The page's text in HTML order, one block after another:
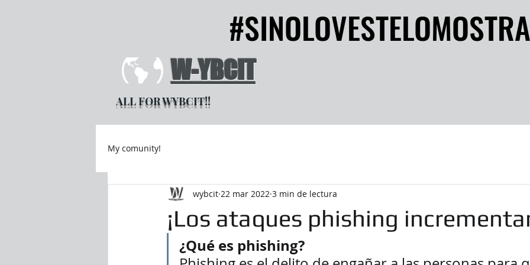
W-YBCIT
ALL FOR WYBCIT!!
My comunity!
¡Los ataques phishing
wybcit 22 mar 2022 3 min de lectura
¿Qué es phishing?